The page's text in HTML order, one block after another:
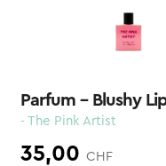
Parfum – Blushy
- The Pink Artist
35,00 CHF